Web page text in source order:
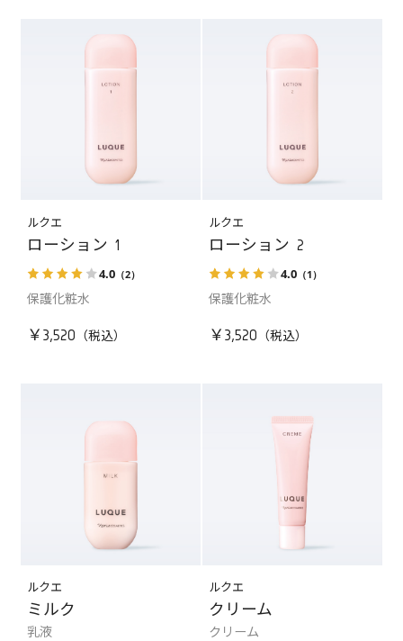
ルクエ
ローション 1
4.0 （2）
保護化粧水
￥3,520
ルクエ
ローション 2
4.0（1）
保護化粧水
￥3,520
ルクエ
ミルク
乳液
ルクエ
クリーム
クリーム